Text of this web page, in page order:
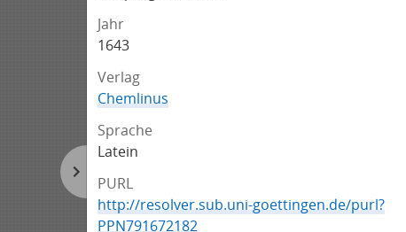
Jahr
1643
Verlag
Chemlinus
Sprache
Latein
PURL
http://resolver.sub.uni-goettingen.de/purl?
PPN791672182